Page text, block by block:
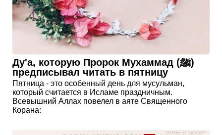
Ду'а, которую Пророк Мухаммад (ﷺ)
предписывал читать в пятницу
Пятница - это особенный день для мусульман,
который считается в Исламе праздничным.
Всевышний Аллах повелел в аяте Священного
Корана: